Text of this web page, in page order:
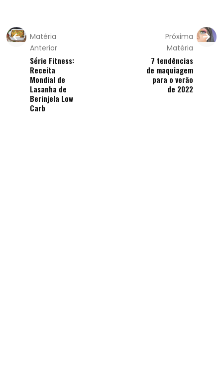
Matéria
Anterior
Série Fitness:
Receita
Mondial de
Lasanha de
Berinjela Low
Carb
Próxima
Matéria
7 tendências
de maquiagem
para o verão
de 2022